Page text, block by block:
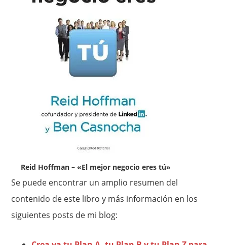
Reid Hoffman – «El mejor negocio eres tú»
Se puede encontrar un amplio resumen del
contenido de este libro y más información en los
siguientes posts de mi blog: